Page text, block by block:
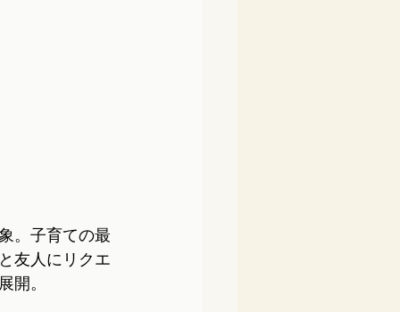
。子育ての最
友人にリクエ
開。